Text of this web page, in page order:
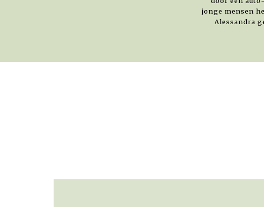
jonge mensen
Alessandra